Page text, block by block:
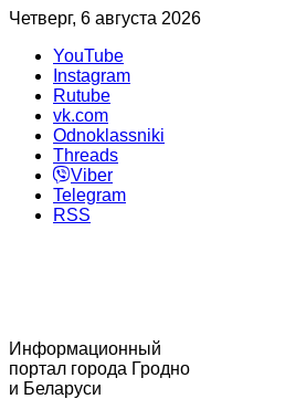
Четверг, 6 августа 2026
YouTube
Instagram
Rutube
vk.com
Odnoklassniki
Threads
Viber
Telegram
RSS
Информационный
портал города Гродно
и Беларуси